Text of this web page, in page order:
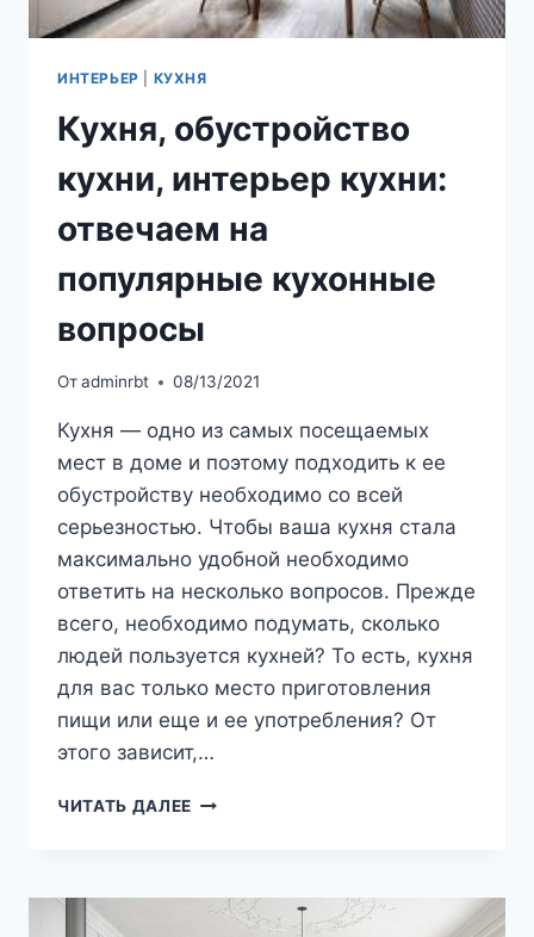
ИНТЕРЬЕР КУХНЯ
Кухня, обустройство
кухни, интерьер кухни:
отвечаем на
популярные кухонные
вопросы
Отadminrbt 08/13/2021
Кухня — одно из самых посещаемых
мест в доме и поэтому подходить к ее
обустройству необходимо со всей
серьезностью. Чтобы ваша кухня стала
максимально удобной необходимо
ответить на несколько вопросов. Прежде
всего, необходимо подумать, сколько
людей пользуется кухней? То есть, кухня
для вас только место приготовления
пищи или еще и ее употребления? От
этого зависит,…
ЧИТАТЬ ДАЛЕЕ КУХНЯ,
КУХНИ:
ОТВЕЧАЕМ